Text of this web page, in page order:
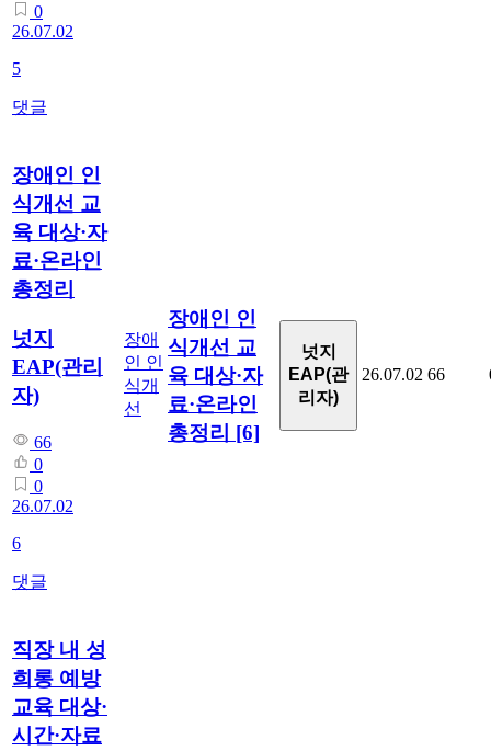
0
26.07.02
5
댓글
장애인 인
식개선 교
육 대상·자
료·온라인
총정리
넛지
EAP(관리
자)
66
0
0
26.07.02
6
댓글
장애
인 인
식개
선
장애인 인
식개선 교
육 대상·자
료·온라인
총정리 [6]
넛지
EAP(관
리자)
26.07.02 66
직장 내 성
희롱 예방
교육 대상·
시간·자료